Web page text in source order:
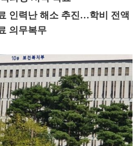
인력난 해소 추진…학비 전액
의무복무